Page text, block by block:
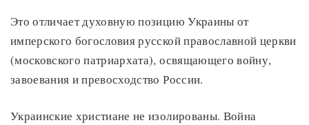
Это отличает духовную позицию Украины от
имперского богословия русской православной церкви
(московского патриархата), освящающего войну,
завоевания и превосходство России.
Украинские христиане не изолированы. Война